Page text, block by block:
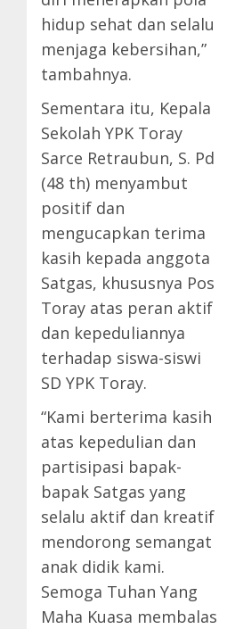
hidup sehat dan selalu
menjaga kebersihan,”
tambahnya.
Sementara itu, Kepala
Sekolah YPK Toray
Sarce Retraubun, S. Pd
(48 th) menyambut
positif dan
mengucapkan terima
kasih kepada anggota
Satgas, khususnya Pos
Toray atas peran aktif
dan kepeduliannya
terhadap siswa-siswi
SD YPK Toray.
“Kami berterima kasih
atas kepedulian dan
partisipasi bapak-
bapak Satgas yang
selalu aktif dan kreatif
mendorong semangat
anak didik kami.
Semoga Tuhan Yang
Maha Kuasa membalas